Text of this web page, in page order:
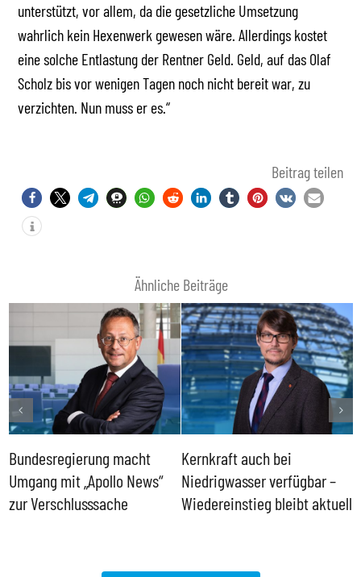
unterstützt, vor allem, da die gesetzliche Umsetzung
wahrlich kein Hexenwerk gewesen wäre. Allerdings kostet
eine solche Entlastung der Rentner Geld. Geld, auf das Olaf
Scholz bis vor wenigen Tagen noch nicht bereit war, zu
verzichten. Nun muss er es.“
Beitrag teilen
Ähnliche Beiträge
Bundesregierung macht
Umgang mit „Apollo News“
zur Verschlusssache
Kernkraft auch bei
Niedrigwasser verfügbar –
Wiedereinstieg bleibt aktuell